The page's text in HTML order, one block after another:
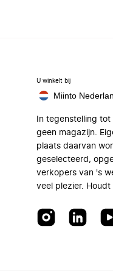
U winkelt bij
Miinto
In tegenstelling
geen magazijn.
plaats daarvan
geselecteerd,
verkopers van 's
veel plezier. Houdt